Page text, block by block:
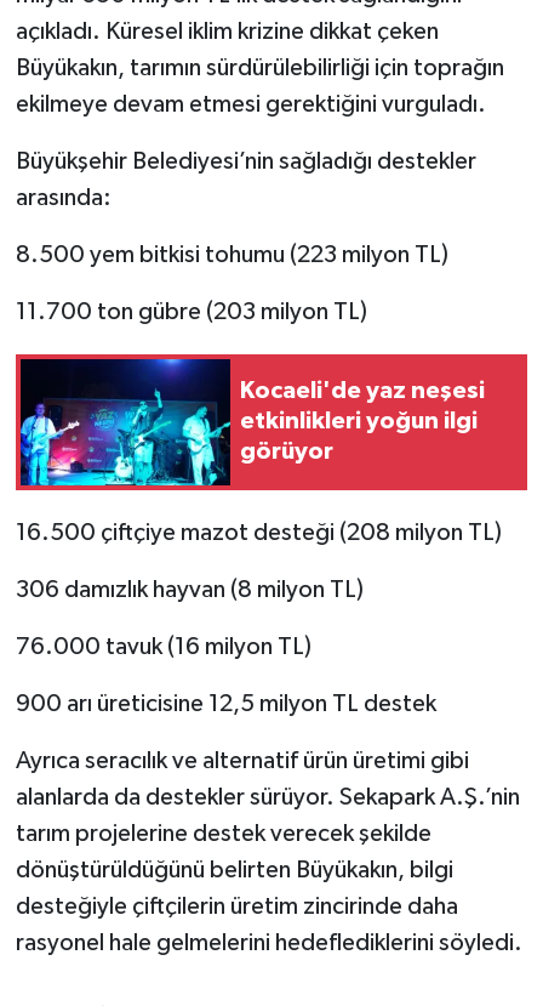
açıkladı. Küresel iklim krizine dikkat çeken
Büyükakın, tarımın sürdürülebilirliği için toprağın
ekilmeye devam etmesi gerektiğini vurguladı.
Büyükşehir Belediyesi’nin sağladığı destekler
arasında:
8.500 yem bitkisi tohumu (223 milyon TL)
11.700 ton gübre (203 milyon TL)
Kocaeli'de yaz neşesi
etkinlikleri yoğun ilgi
görüyor
16.500 çiftçiye mazot desteği (208 milyon TL)
306 damızlık hayvan (8 milyon TL)
76.000 tavuk (16 milyon TL)
900 arı üreticisine 12,5 milyon TL destek
Ayrıca seracılık ve alternatif ürün üretimi gibi
alanlarda da destekler sürüyor. Sekapark A.Ş.’nin
tarım projelerine destek verecek şekilde
dönüştürüldüğünü belirten Büyükakın, bilgi
desteğiyle çiftçilerin üretim zincirinde daha
rasyonel hale gelmelerini hedeflediklerini söyledi.